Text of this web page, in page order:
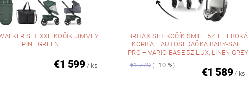
SET XXL KOČÍK JIMMEY
PINE GREEN
€1 599 / ks
BRITAX SET KOČÍK SMILE 5Z + HLBOKÁ
KORBA + AUTOSEDAČKA BABY-SAFE
PRO + VARIO BASE 5Z LUX, LINEN GREY
€1 779(–10 %)
€1 589 / ks